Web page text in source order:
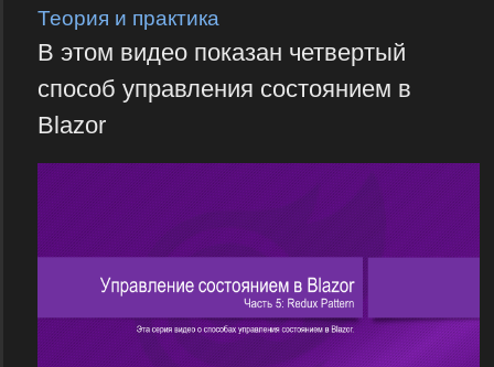
Теория и практика
В этом видео показан четвертый
способ управления состоянием в
Blazor